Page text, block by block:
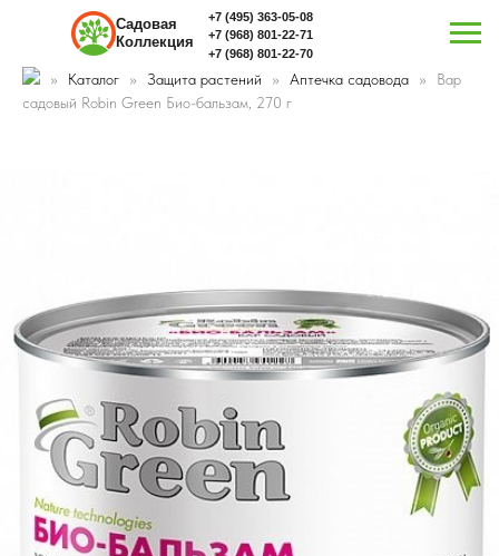
+7 (495) 363-05-08
+7 (968) 801-22-71
Садовая
Коллекция
+7 (968) 801-22-70
Каталог Защита растений Аптечка садовода
Вар
садовый Robin Green Био-бальзам, 270 г